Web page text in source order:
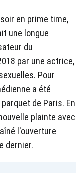
en prime time,
une longue
du
par une actrice,
Pour
a été
de Paris. En
plainte avec
l'ouverture
dernier.